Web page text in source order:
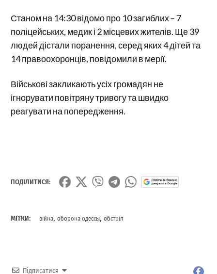
Станом на 14:30 відомо про 10 загиблих – 7
поліцейських, медик і 2 місцевих жителів. Ще 39
людей дістали поранення, серед яких 4 дітей та
14 правоохоронців, повідомили в мерії.
Військові закликають усіх громадян не
ігнорувати повітряну тривогу та швидко
реагувати на попередження.
ПОДІЛИТИСЯ:
МІТКИ: війна,оборона одессы,обстріл
Підписатися